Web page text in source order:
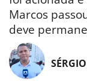
Marcos
deve